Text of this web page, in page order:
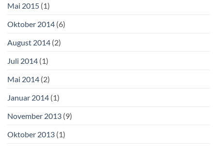
Mai 2015 (1)
Oktober 2014 (6)
August 2014 (2)
Juli 2014 (1)
Mai 2014 (2)
Januar 2014 (1)
November 2013 (9)
Oktober 2013 (1)